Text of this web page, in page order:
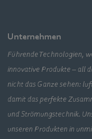
Unternehmen
Führende Technologien,
innovative Produkte – all
nicht das Ganze sehen:
damit das perfekte
und Strömungstechnik.
unseren Produkten in